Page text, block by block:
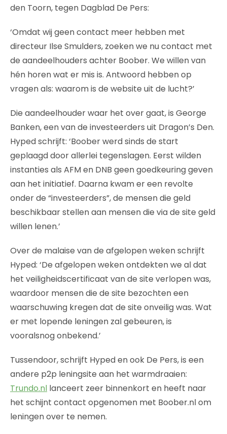
den Toorn, tegen Dagblad De Pers:
‘Omdat wij geen contact meer hebben met
directeur Ilse Smulders, zoeken we nu contact met
de aandeelhouders achter Boober. We willen van
hén horen wat er mis is. Antwoord hebben op
vragen als: waarom is de website uit de lucht?’
Die aandeelhouder waar het over gaat, is George
Banken, een van de investeerders uit Dragon’s Den.
Hyped schrijft: ‘Boober werd sinds de start
geplaagd door allerlei tegenslagen. Eerst wilden
instanties als AFM en DNB geen goedkeuring geven
aan het initiatief. Daarna kwam er een revolte
onder de “investeerders”, de mensen die geld
beschikbaar stellen aan mensen die via de site geld
willen lenen.’
Over de malaise van de afgelopen weken schrijft
Hyped: ‘De afgelopen weken ontdekten we al dat
het veiligheidscertificaat van de site verlopen was,
waardoor mensen die de site bezochten een
waarschuwing kregen dat de site onveilig was. Wat
er met lopende leningen zal gebeuren, is
vooralsnog onbekend.’
Tussendoor, schrijft Hyped en ook De Pers, is een
andere p2p leningsite aan het warmdraaien:
Trundo.nl lanceert zeer binnenkort en heeft naar
het schijnt contact opgenomen met Boober.nl om
leningen over te nemen.